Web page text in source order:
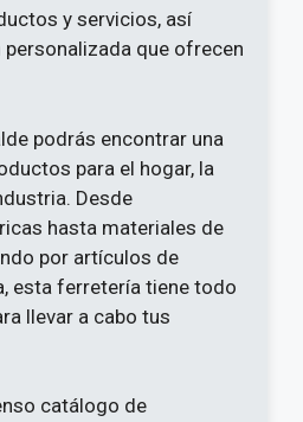
y servicios, así
que ofrecen
podrás encontrar una
para el hogar, la
Desde
hasta materiales de
por artículos de
esta ferretería tiene todo
llevar a cabo tus
catálogo de